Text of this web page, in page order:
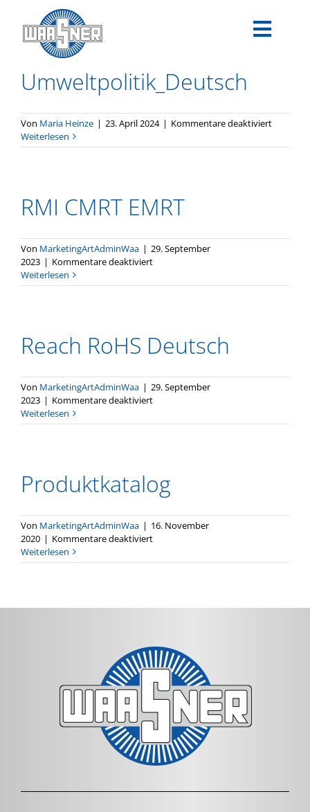
Inhalt
springen
Toggle
PRODUKTE
ANWENDUNGEN
KARRIERE
DE
Umweltpolitik_Deutsch
Von Maria Heinze | 23. April 2024 | Kommentare deaktiviertfür
Weiterlesen
RMI CMRT EMRT
Von MarketingArtAdminWaa | 29. September
2023 | Kommentare deaktiviertfür
CMRT
Weiterlesen
Reach RoHS Deutsch
Von MarketingArtAdminWaa | 29. September
2023 | Kommentare deaktiviertfür
RoHS
Weiterlesen
Produkt­katalog
Von MarketingArtAdminWaa | 16. November
2020 | Kommentare deaktiviertfür
katalog
Weiterlesen